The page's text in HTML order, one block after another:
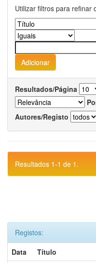
Utilizar filtros para refinar
Resultados/Página
Autores/Registo
Resultados 1-1 de 1.
Registos:
Data
Título